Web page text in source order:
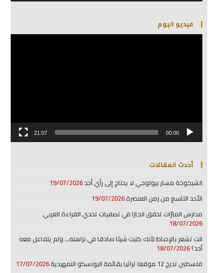
فيديو اليوم
مشغل
00:00
21:07
أحدث المقالات
الشيخوخة مسار بيولوجي لا يحتاج إلى رأي أحد19/07/2026
الأحد التاسع من زمن العنصرة19/07/2026
مدارس المبرّات تحقق انجازا في تصفيات تحدي القراءة العربي
18/07/2026
انت تشعر بالإحباط لأنك كتبت شيئا صادقا في نزاهته… ولم يتفاعل معه
أحد؟18/07/2026
فلسطين تدرج 12 موقعا تراثيا بقائمة اليونسكو التمهيدية
17/07/2026